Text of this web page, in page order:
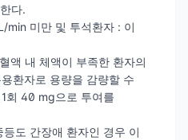
다.
min 미만 및 투석환자 : 이
액 내 체액이 부족한 환자의
환자로 용량을 감량할 수
회 40 mg으로 투여를
도 간장애 환자인 경우 이